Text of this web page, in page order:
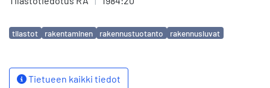
Avainsanat
tilastot rakentaminen rakennustuotanto rakennusluvat
Tietueen kaikki tiedot